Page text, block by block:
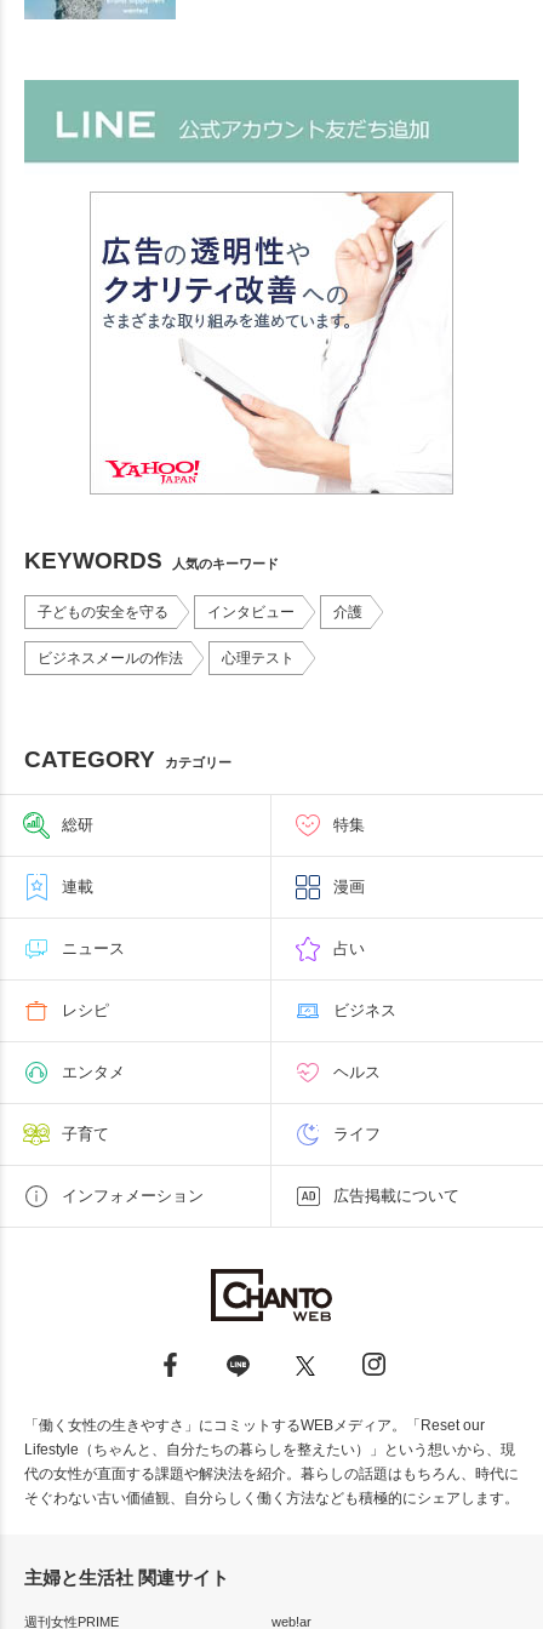
KEYWORDS 人気のキーワード
子どもの安全を守る インタビュー 介護
ビジネスメールの作法 心理テスト
CATEGORY カテゴリー
総研 特集
連載 漫画
ニュース 占い
レシピ ビジネス
エンタメ ヘルス
子育て ライフ
インフォメーション 広告掲載について
「働く女性の生きやすさ」にコミットするWEBメディア。「Reset our
Lifestyle（ちゃんと、自分たちの暮らしを整えたい）」という想いから、現
代の女性が直面する課題や解決法を紹介。暮らしの話題はもちろん、時代に
そぐわない古い価値観、自分らしく働く方法なども積極的にシェアします。
主婦と生活社 関連サイト
週刊女性PRIME web!ar